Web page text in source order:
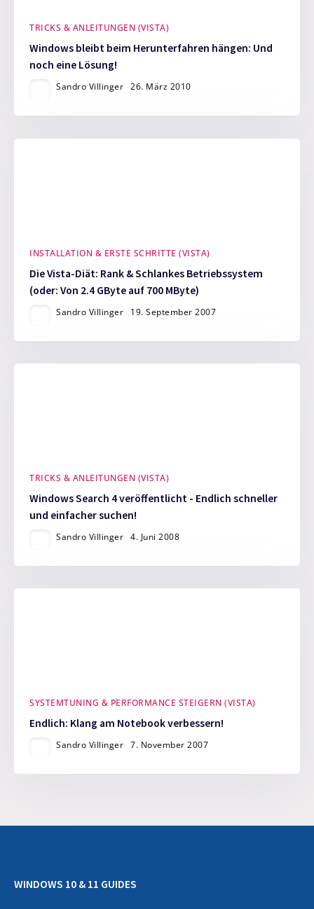
TRICKS & ANLEITUNGEN (VISTA)
Windows bleibt beim Herunterfahren hängen: Und
noch eine Lösung!
Sandro Villinger 26. März 2010
INSTALLATION & ERSTE SCHRITTE (VISTA)
Die Vista-Diät: Rank & Schlankes Betriebssystem
(oder: Von 2.4 GByte auf 700 MByte)
Sandro Villinger 19. September 2007
TRICKS & ANLEITUNGEN (VISTA)
Windows Search 4 veröffentlicht - Endlich schneller
und einfacher suchen!
Sandro Villinger 4. Juni 2008
SYSTEMTUNING & PERFORMANCE STEIGERN (VISTA)
Endlich: Klang am Notebook verbessern!
Sandro Villinger 7. November 2007
WINDOWS 10 & 11 GUIDES